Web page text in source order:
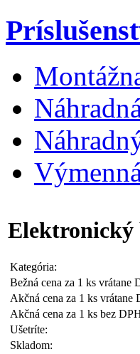
Elektronický
Kategória:
Bežná cena za 1 ks vrátane
Akčná cena za 1 ks vrátane
Akčná cena za 1 ks bez
Ušetríte:
Skladom: